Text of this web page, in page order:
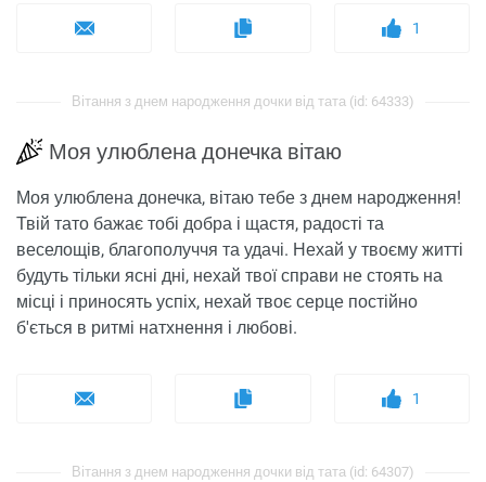
1
Вітання з днем ​​народження дочки від тата (id: 64333)
Моя улюблена донечка вітаю
Моя улюблена донечка, вітаю тебе з днем ​​народження!
Твій тато бажає тобі добра і щастя, радості та
веселощів, благополуччя та удачі. Нехай у твоєму житті
будуть тільки ясні дні, нехай твої справи не стоять на
місці і приносять успіх, нехай твоє серце постійно
б'ється в ритмі натхнення і любові.
1
Вітання з днем ​​народження дочки від тата (id: 64307)